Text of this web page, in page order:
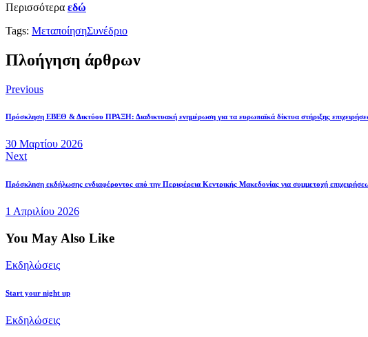
Περισσότερα εδώ
Tags: ΜεταποίησηΣυνέδριο
Πλοήγηση άρθρων
Previous
Πρόσκληση ΕΒΕΘ & Δικτύου ΠΡΑΞΗ: Διαδικτυακή ενημέρωση για τα ευρωπαϊκά δίκτυα στήριξης
30 Μαρτίου 2026
Next
Πρόσκληση εκδήλωσης ενδιαφέροντος από την Περιφέρεια Κεντρικής Μακεδονίας για συμμετοχή
1 Απριλίου 2026
You May Also Like
Εκδηλώσεις
Start your night up
Εκδηλώσεις